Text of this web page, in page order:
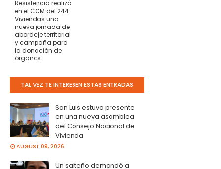
Resistencia realizó
en el CCM del 244
Viviendas una
nueva jornada de
abordaje territorial
y campaña para
la donación de
órganos
TAL VEZ TE INTERESEN ESTAS ENTRADAS
San Luis estuvo presente
en una nueva asamblea
del Consejo Nacional de
Vivienda
AUGUST 09, 2026
Un salteño demandó a